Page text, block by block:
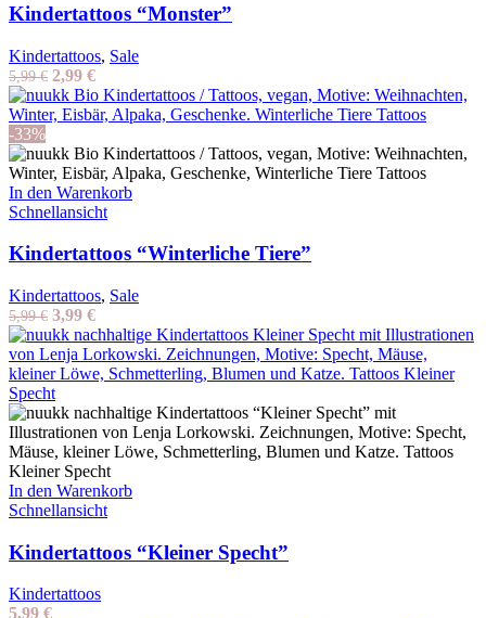
Kindertattoos “Monster”
Kindertattoos, Sale
5,99€ Ursprünglicher
Preis
war:
2,99 €Aktueller
Preis
ist:
-33%
In den Warenkorb
Schnellansicht
Kindertattoos “Winterliche Tiere”
Kindertattoos, Sale
5,99€ Ursprünglicher
Preis
war:
5,99 €
3,99 €Aktueller
Preis
ist:
3,99 €.
In den Warenkorb
Schnellansicht
Kindertattoos “Kleiner Specht”
Kindertattoos
5,99 €